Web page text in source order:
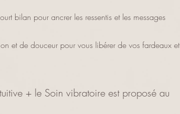
bilan pour ancrer les ressentis et les messages
et de douceur pour vous libérer de vos fardeaux et
+ le Soin vibratoire est proposé au